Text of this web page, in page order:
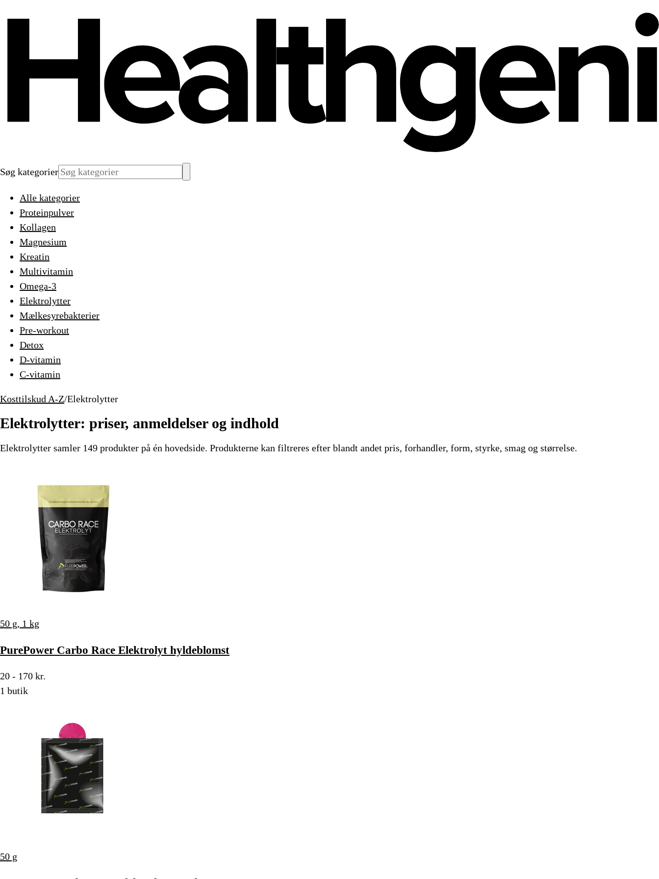
Søg kategorier
Alle kategorier
Proteinpulver
Kollagen
Magnesium
Kreatin
Multivitamin
Omega-3
Elektrolytter
Mælkesyrebakterier
Pre-workout
Detox
D-vitamin
C-vitamin
Kosttilskud A-Z/Elektrolytter
Elektrolytter: priser, anmeldelser og indhold
Elektrolytter samler 149 produkter på én hovedside. Produkterne kan filtreres efter blandt andet pris, forhandler, form, styrke, smag og størrelse.
50 g, 1 kg
PurePower Carbo Race Elektrolyt hyldeblomst
20 - 170 kr.
1 butik
50 g